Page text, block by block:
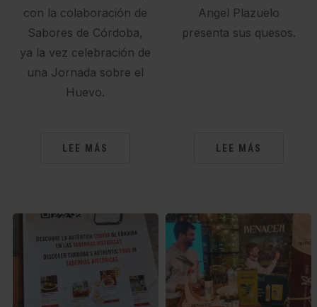
con la colaboración de
Sabores de Córdoba,
ya la vez celebración de
una Jornada sobre el
Huevo.
LEE MÁS
Angel Plazuelo
presenta sus quesos.
LEE MÁS